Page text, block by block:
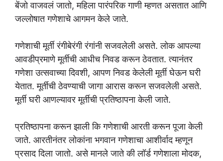
बेंजो वाजवलं जातो, महिला पारंपरिक गाणी म्हणत असतात आणि
जल्लोषात गणेशाचे आगमन केले जाते.
गणेशाची मूर्ती रंगीबेरंगी रंगांनी सजवलेली असते. लोक आपल्या
आवडीप्रमाणे मूर्तीची आधीच निवड करून ठेवतात. त्यानंतर
गणेशा उत्सवाच्या दिवशी, आपण निवड केलेली मूर्ती घेऊन घरी
येतात. मूर्तीची ठेवण्याची जागा आरास करून सजवलेली असते.
मूर्ती घरी आणल्यावर मूर्तीची प्रतिष्ठापना केली जाते.
प्रतिष्ठापना करून झाली कि गणेशाची आरती करून पूजा केली
जाते. आरतीनंतर लोकांना भगवान गणेशाचा आशीर्वाद म्हणून
प्रसाद दिला जातो. असे मानले जाते की लॉर्ड गणेशाला मोदक,